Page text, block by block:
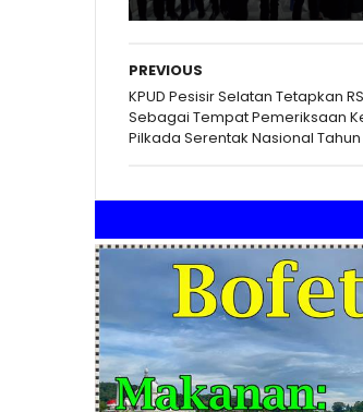
PREVIOUS
KPUD Pesisir Selatan Tetapkan
Sebagai Tempat Pemeriksaan
Pilkada Serentak Nasional